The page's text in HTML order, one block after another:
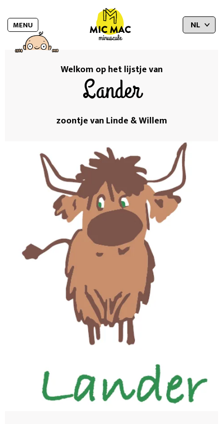
MENU
Welkom op het lijstje van
Lander
zoontje van Linde & Willem